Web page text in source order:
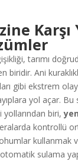
Karşı
tarımı
biridir. Ani
gibi ekstrem
yol açar. Bu
yollarından biri,
kontrollü
kullanmak
sulama